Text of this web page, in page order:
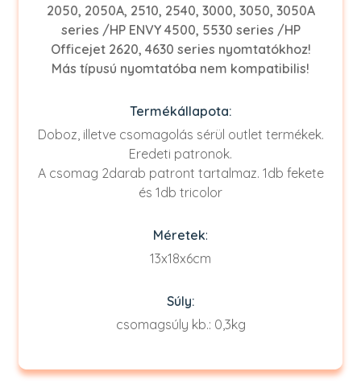
2050, 2050A, 2510, 2540, 3000, 3050, 3050A
series /HP ENVY 4500, 5530 series /HP
Officejet 2620, 4630 series nyomtatókhoz!
Más típusú nyomtatóba nem kompatibilis!
Termékállapota:
Doboz, illetve csomagolás sérül outlet termékek.
Eredeti patronok.
A csomag 2darab patront tartalmaz. 1db fekete
és 1db tricolor
Méretek:
13x18x6cm
Súly:
csomagsúly kb.: 0,3kg